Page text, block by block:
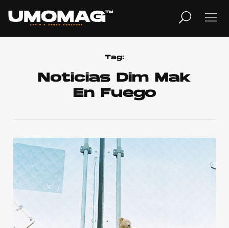
TV
Cover Story
Tag:
Noticias Dim Mak
En Fuego